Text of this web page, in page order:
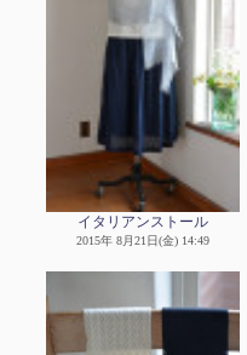
イタリアンストール
2015年 8月21日(金) 14:49